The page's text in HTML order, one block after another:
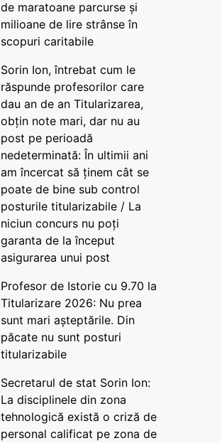
de maratoane parcurse și
milioane de lire strânse în
scopuri caritabile
Sorin Ion, întrebat cum le
răspunde profesorilor care
dau an de an Titularizarea,
obțin note mari, dar nu au
post pe perioadă
nedeterminată: În ultimii ani
am încercat să ținem cât se
poate de bine sub control
posturile titularizabile / La
niciun concurs nu poți
garanta de la început
asigurarea unui post
Profesor de Istorie cu 9.70 la
Titularizare 2026: Nu prea
sunt mari așteptările. Din
păcate nu sunt posturi
titularizabile
Secretarul de stat Sorin Ion:
La disciplinele din zona
tehnologică există o criză de
personal calificat pe zona de